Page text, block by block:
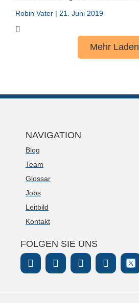
Robin Vater 21. Juni 2019
Mehr Laden
NAVIGATION
Blog
Team
Glossar
Jobs
Leitbild
Kontakt
FOLGEN SIE UNS